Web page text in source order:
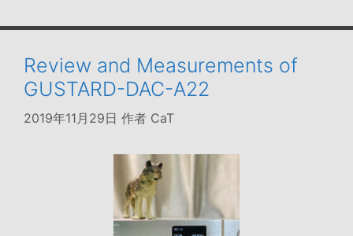
Review and Measurements of
GUSTARD-DAC-A22
2019年11月29日 作者 CaT